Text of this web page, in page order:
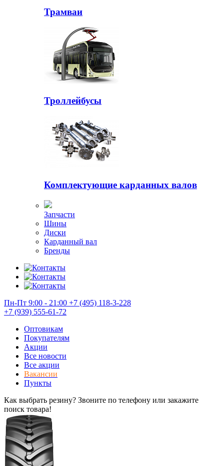
Трамваи
Троллейбусы
Комплектующие карданных валов
Запчасти
Шины
Диски
Карданный вал
Бренды
Пн-Пт 9:00 - 21:00 +7 (495) 118-3-228
+7 (939) 555-61-72
Оптовикам
Покупателям
Акции
Все новости
Все акции
Вакансии
Пункты
Как выбрать резину? Звоните по телефону или закажите
поиск товара!